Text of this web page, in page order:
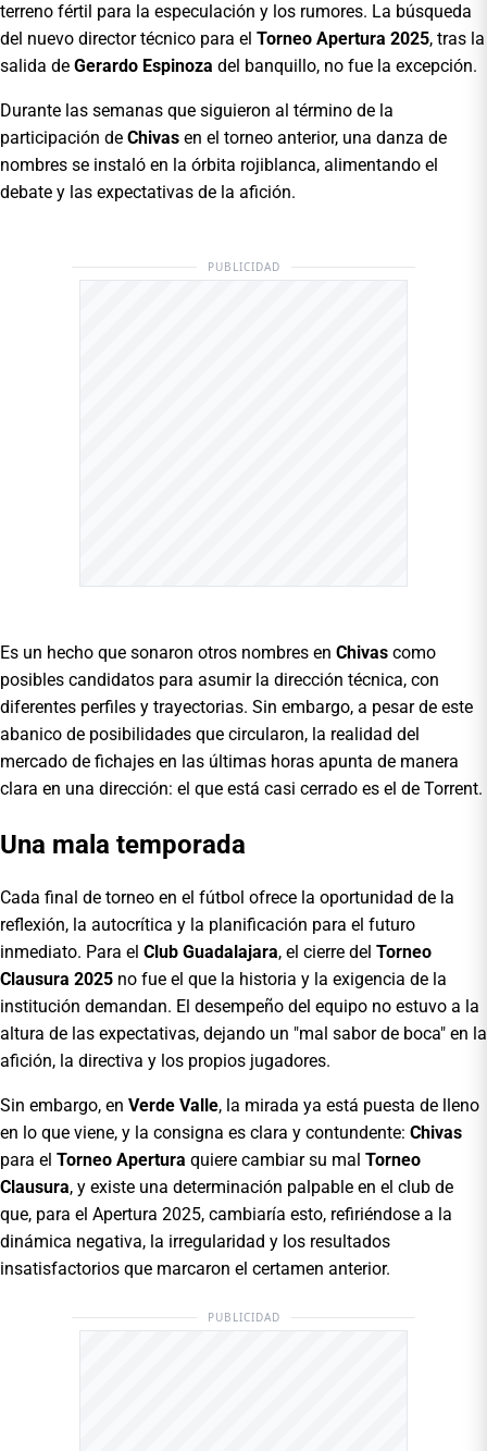
terreno fértil para la especulación y los rumores. La búsqueda
del nuevo director técnico para el Torneo Apertura 2025, tras la
salida de Gerardo Espinoza del banquillo, no fue la excepción.
Durante las semanas que siguieron al término de la
participación de Chivas en el torneo anterior, una danza de
nombres se instaló en la órbita rojiblanca, alimentando el
debate y las expectativas de la afición.
PUBLICIDAD
Es un hecho que sonaron otros nombres en Chivas como
posibles candidatos para asumir la dirección técnica, con
diferentes perfiles y trayectorias. Sin embargo, a pesar de este
abanico de posibilidades que circularon, la realidad del
mercado de fichajes en las últimas horas apunta de manera
clara en una dirección: el que está casi cerrado es el de Torrent.
Una mala temporada
Cada final de torneo en el fútbol ofrece la oportunidad de la
reflexión, la autocrítica y la planificación para el futuro
inmediato. Para el Club Guadalajara, el cierre del Torneo
Clausura 2025 no fue el que la historia y la exigencia de la
institución demandan. El desempeño del equipo no estuvo a la
altura de las expectativas, dejando un "mal sabor de boca" en la
afición, la directiva y los propios jugadores.
Sin embargo, en Verde Valle, la mirada ya está puesta de lleno
en lo que viene, y la consigna es clara y contundente: Chivas
para el Torneo Apertura quiere cambiar su mal Torneo
Clausura, y existe una determinación palpable en el club de
que, para el Apertura 2025, cambiaría esto, refiriéndose a la
dinámica negativa, la irregularidad y los resultados
insatisfactorios que marcaron el certamen anterior.
PUBLICIDAD